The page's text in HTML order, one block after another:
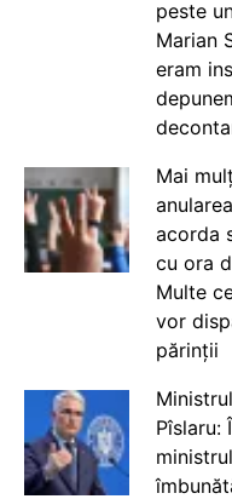
peste
Marian
eram
Mai
acorda
cu ora
Multe
vor
părinții
Pîslaru: